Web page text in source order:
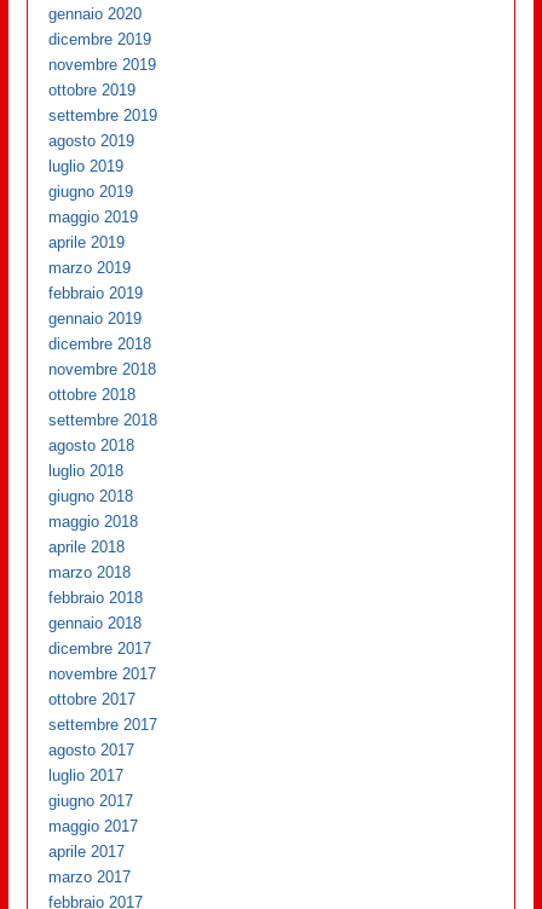
gennaio 2020
dicembre 2019
novembre 2019
ottobre 2019
settembre 2019
agosto 2019
luglio 2019
giugno 2019
maggio 2019
aprile 2019
marzo 2019
febbraio 2019
gennaio 2019
dicembre 2018
novembre 2018
ottobre 2018
settembre 2018
agosto 2018
luglio 2018
giugno 2018
maggio 2018
aprile 2018
marzo 2018
febbraio 2018
gennaio 2018
dicembre 2017
novembre 2017
ottobre 2017
settembre 2017
agosto 2017
luglio 2017
giugno 2017
maggio 2017
aprile 2017
marzo 2017
febbraio 2017